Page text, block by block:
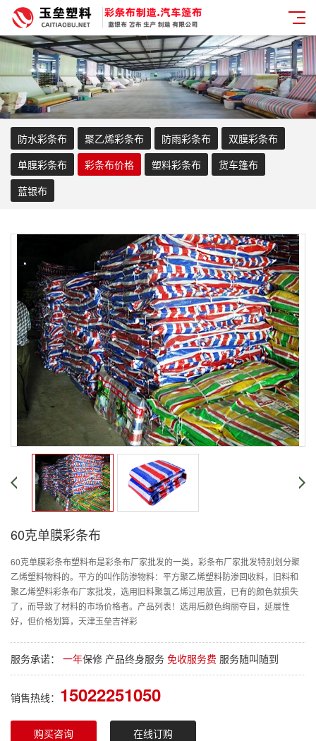
防水彩条布 聚乙烯彩条布 防雨彩条布
双膜彩条布
单膜彩条布
彩条布价格 塑料彩条布
货车篷布
蓝银布
60克单膜彩条布
60克单膜彩条布塑料布是彩条布厂家批发的一类，彩条布厂家批发特别划分聚
乙烯塑料物料的。平方的叫作防渗物料：平方聚乙烯塑料防渗回收料，旧料和
聚乙烯塑料彩条布厂家批发，选用旧料聚氯乙烯过用放置，已有的颜色就损失
了，而导致了材料的市场价格者。产品列表！选用后颜色绚丽夺目，延展性
好，但价格划算，天津玉垒吉祥彩
服务承诺： 一年保修 产品终身服务 免收服务费 服务随叫随到
销售热线： 15022251050
购买咨询 在线订购